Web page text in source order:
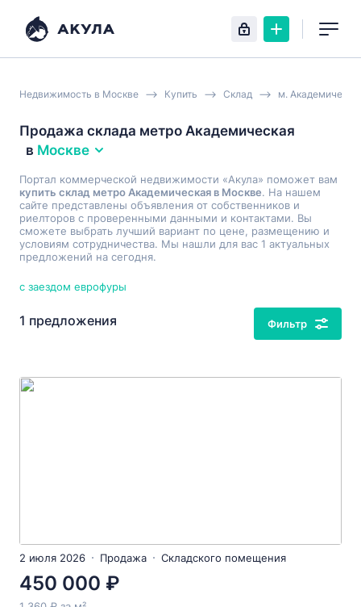
Недвижимость в Москве Купить Склад м.
Продажа склада метро Академическая
в Москве
Портал коммерческой недвижимости «Акула» поможет вам
купить склад метро Академическая в Москве. На нашем
сайте представлены объявления от собственников и
риелторов с проверенными данными и контактами. Вы
сможете выбрать лучший вариант по цене, размещению и
условиям сотрудничества. Мы нашли для вас 1 актуальных
предложений на сегодня.
с заездом еврофуры
1 предложения Фильтр
2 июля 2026 Продажа Складского помещения
450 000 ₽